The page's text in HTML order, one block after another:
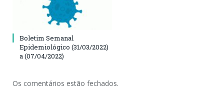
Boletim Semanal
Epidemiológico (31/03/2022)
a (07/04/2022)
Os comentários estão fechados.